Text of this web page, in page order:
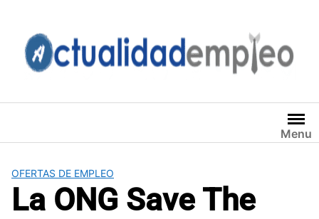
contenido
Menu
OFERTAS DE EMPLEO
La ONG Save The